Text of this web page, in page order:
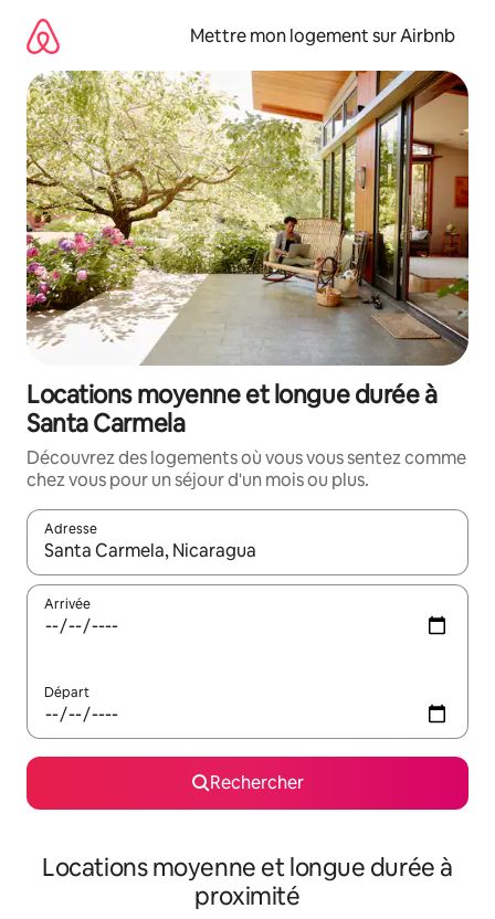
directement
contenu
Mettre mon logement sur Airbnb
Locations moyenne et longue durée à
Santa Carmela
Découvrez des logements où vous vous sentez comme
chez vous pour un séjour d'un mois ou plus.
Adresse
Lorsque les résultats s'affichent, utilisez les flèches vers le
Arrivée
Départ
Rechercher
Locations moyenne et longue durée à
proximité